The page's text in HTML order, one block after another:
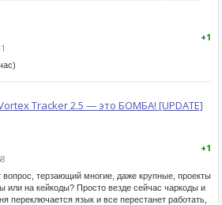
+1
Tracker 2.5 — это БОМБА! [UPDATE]
+1
вопрос, терзающий многие, даже крупные, проекты
или на кейкоды? Просто везде сейчас чаркоды и
переключается язык и все перестанет работать,